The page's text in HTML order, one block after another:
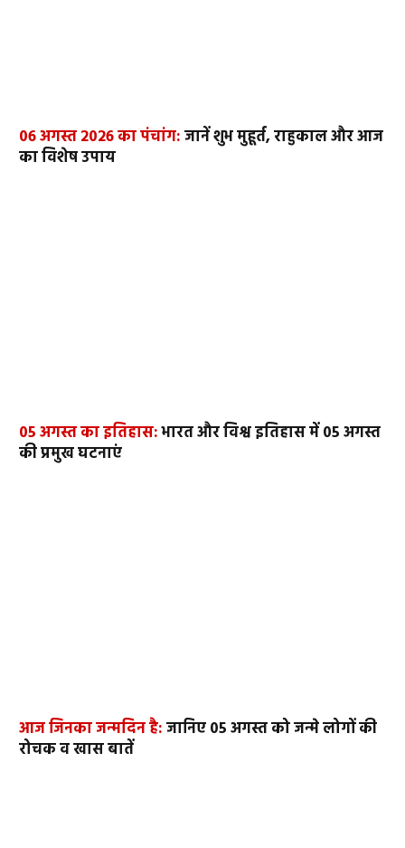
06 अगस्त 2026 का पंचांग:जानें शुभ मुहूर्त, राहुकाल और आज
का विशेष उपाय
05 अगस्त का इतिहास:भारत और विश्व इतिहास में 05 अगस्त
की प्रमुख घटनाएं
आज जिनका जन्मदिन है:जानिए 05 अगस्त को जन्मे लोगों की
रोचक व खास बातें